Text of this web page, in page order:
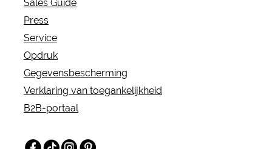
Sales Guide
Press
Service
Opdruk
Gegevensbescherming
Verklaring van toegankelijkheid
B2B-portaal
Facebook
TikTokInstagramPinterest